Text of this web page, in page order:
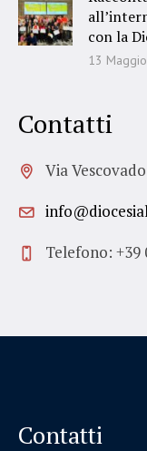
con la
13
Contatti
Via
Telefono: +39
Contatti